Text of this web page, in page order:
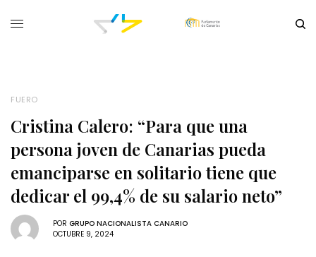
FUERO
Cristina Calero: “Para que una
persona joven de Canarias pueda
emanciparse en solitario tiene que
dedicar el 99,4% de su salario neto”
POR GRUPO NACIONALISTA CANARIO
OCTUBRE 9, 2024